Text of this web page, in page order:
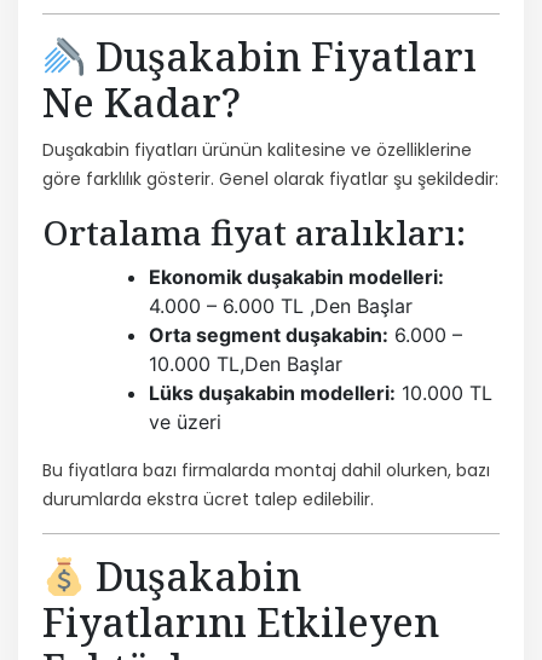
Duşakabin Fiyatları
Ne Kadar?
Duşakabin fiyatları ürünün kalitesine ve özelliklerine
göre farklılık gösterir. Genel olarak fiyatlar şu şekildedir:
Ortalama fiyat aralıkları:
Ekonomik duşakabin modelleri:
4.000 – 6.000 TL ,Den Başlar
Orta segment duşakabin: 6.000 –
10.000 TL,Den Başlar
Lüks duşakabin modelleri: 10.000 TL
ve üzeri
Bu fiyatlara bazı firmalarda montaj dahil olurken, bazı
durumlarda ekstra ücret talep edilebilir.
Duşakabin
Fiyatlarını Etkileyen